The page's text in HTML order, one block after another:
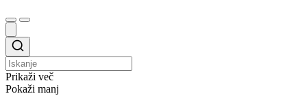
Prikaži več
Pokaži manj